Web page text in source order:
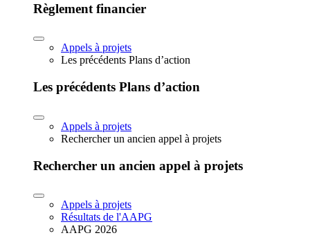
Règlement financier
Appels à projets
Les précédents Plans d’action
Les précédents Plans d’action
Appels à projets
Rechercher un ancien appel à projets
Rechercher un ancien appel à projets
Appels à projets
Résultats de l'AAPG
AAPG 2026